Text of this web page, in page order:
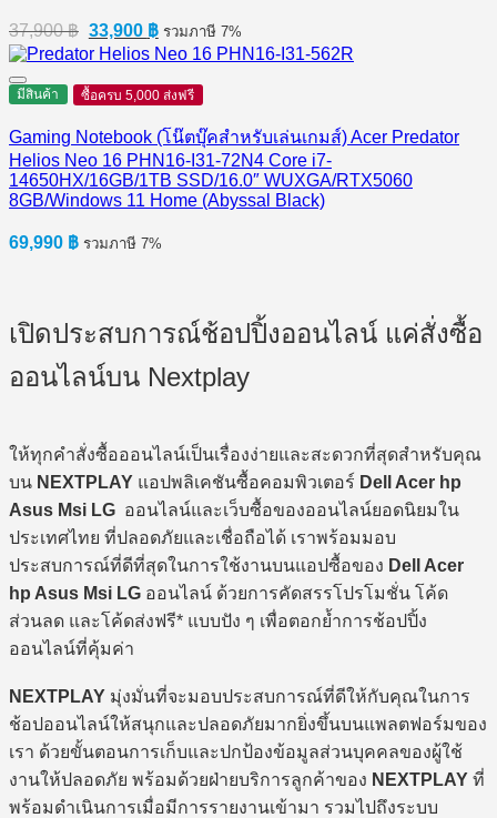
37,900฿ Original
price
was:
37,900 ฿.
33,900 ฿Current
price
is:
33,900 ฿.
รวมภาษี 7%
มีสินค้า ซื้อครบ 5,000 ส่งฟรี
Gaming Notebook (โน๊ตบุ๊คสำหรับเล่นเกมส์) Acer Predator
Helios Neo 16 PHN16-I31-72N4 Core i7-
14650HX/16GB/1TB SSD/16.0″ WUXGA/RTX5060
8GB/Windows 11 Home (Abyssal Black)
69,990 ฿ รวมภาษี 7%
เปิดประสบการณ์ช้อปปิ้งออนไลน์ แค่สั่งซื้อ
ออนไลน์บน Nextplay
ให้ทุกคำสั่งซื้อออนไลน์เป็นเรื่องง่ายและสะดวกที่สุดสำหรับคุณ
บน NEXTPLAY แอปพลิเคชันซื้อคอมพิวเตอร์ Dell Acer hp
Asus Msi LG ออนไลน์และเว็บซื้อของออนไลน์ยอดนิยมใน
ประเทศไทย ที่ปลอดภัยและเชื่อถือได้ เราพร้อมมอบ
ประสบการณ์ที่ดีที่สุดในการใช้งานบนแอปซื้อของ Dell Acer
hp Asus Msi LG ออนไลน์ ด้วยการคัดสรรโปรโมชั่น โค้ด
ส่วนลด และโค้ดส่งฟรี* แบบปัง ๆ เพื่อตอกย้ำการช้อปปิ้ง
ออนไลน์ที่คุ้มค่า
NEXTPLAY มุ่งมั่นที่จะมอบประสบการณ์ที่ดีให้กับคุณในการ
ช้อปออนไลน์ให้สนุกและปลอดภัยมากยิ่งขึ้นบนแพลตฟอร์มของ
เรา ด้วยขั้นตอนการเก็บและปกป้องข้อมูลส่วนบุคคลของผู้ใช้
งานให้ปลอดภัย พร้อมด้วยฝ่ายบริการลูกค้าของ NEXTPLAY ที่
พร้อมดำเนินการเมื่อมีการรายงานเข้ามา รวมไปถึงระบบ